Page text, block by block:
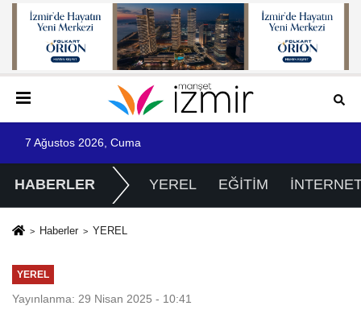
7 Ağustos 2026, Cuma
HABERLER YEREL EĞİTİM
Haberler YEREL
YEREL
Yayınlanma: 29 Nisan 2025 - 10:41